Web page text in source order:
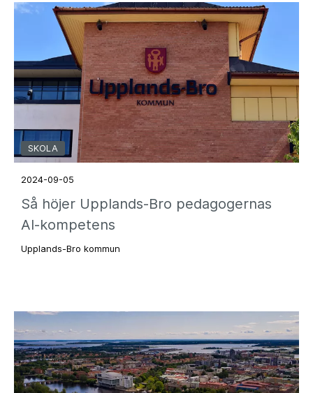
SKOLA
2024-09-05
Så höjer Upplands-Bro pedagogernas
AI-kompetens
Upplands-Bro kommun